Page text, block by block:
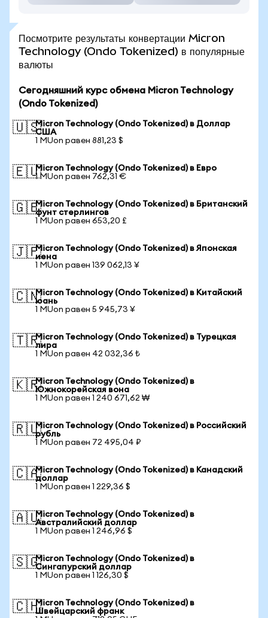
Посмотрите результаты конвертации Micron
Technology (Ondo Tokenized) в популярные
валюты
Сегодняшний курс обмена Micron Technology
(Ondo Tokenized)
🇺🇸Micron Technology (Ondo Tokenized) в Доллар
США
1 MUon равен 881,23 $
🇪🇺Micron Technology (Ondo Tokenized) в Евро
1 MUon равен 762,31 €
🇬🇧Micron Technology (Ondo Tokenized) в Британский
фунт стерлингов
1 MUon равен 653,20 £
🇯🇵Micron Technology (Ondo Tokenized) в Японская
иена
1 MUon равен 139 062,13 ¥
🇨🇳Micron Technology (Ondo Tokenized) в Китайский
юань
1 MUon равен 5 945,73 ¥
🇹🇷Micron Technology (Ondo Tokenized) в Турецкая
лира
1 MUon равен 42 032,36 ₺
🇰🇷Micron Technology (Ondo Tokenized) в
Южнокорейская вона
1 MUon равен 1 240 671,62 ₩
🇷🇺Micron Technology (Ondo Tokenized) в Российский
рубль
1 MUon равен 72 495,04 ₽
🇨🇦Micron Technology (Ondo Tokenized) в Канадский
доллар
1 MUon равен 1 229,36 $
🇦🇺Micron Technology (Ondo Tokenized) в
Австралийский доллар
1 MUon равен 1 246,96 $
🇸🇬Micron Technology (Ondo Tokenized) в
Сингапурский доллар
1 MUon равен 1 126,30 $
🇨🇭Micron Technology (Ondo Tokenized) в
Швейцарский франк